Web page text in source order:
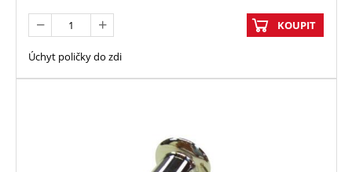
KOUPIT
Úchyt poličky do zdi